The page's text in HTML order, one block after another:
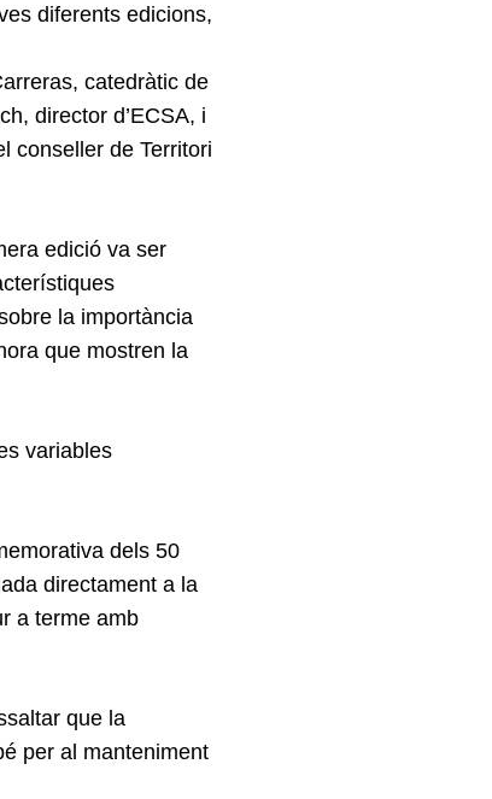
diferents edicions,
catedràtic de
director d’ECSA, i
conseller de Territori
edició va ser
la importància
que mostren la
variables
dels 50
directament a la
a terme amb
que la
per al manteniment